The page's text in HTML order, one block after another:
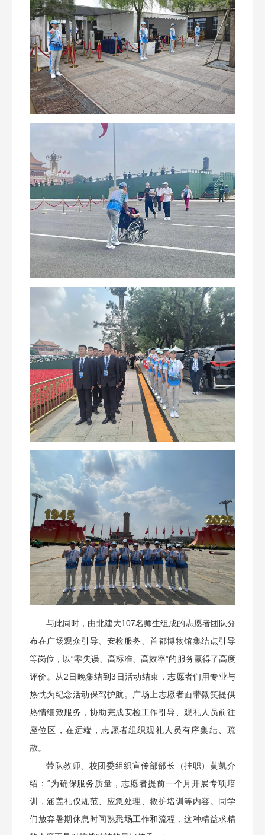
与此同时，由北建大107名师生组成的志愿者团队分
布在广场观众引导、安检服务、首都博物馆集结点引导
等岗位，以“零失误、高标准、高效率”的服务赢得了高度
评价。从2日晚集结到3日活动结束，志愿者们用专业与
热忱为纪念活动保驾护航。广场上志愿者面带微笑提供
热情细致服务，协助完成安检工作引导、观礼人员前往
座位区，在远端，志愿者组织观礼人员有序集结、疏
散。
带队教师、校团委组织宣传部部长（挂职）黄凯介
绍：“为确保服务质量，志愿者提前一个月开展专项培
训，涵盖礼仪规范、应急处理、救护培训等内容。同学
们放弃暑期休息时间熟悉场工作和流程，这种精益求精